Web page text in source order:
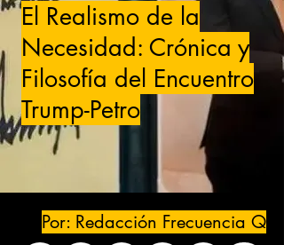
El Realismo de la
Necesidad: Crónica y
Filosofía del Encuentro
Trump-Petro
Por: Redacción Frecuencia Q